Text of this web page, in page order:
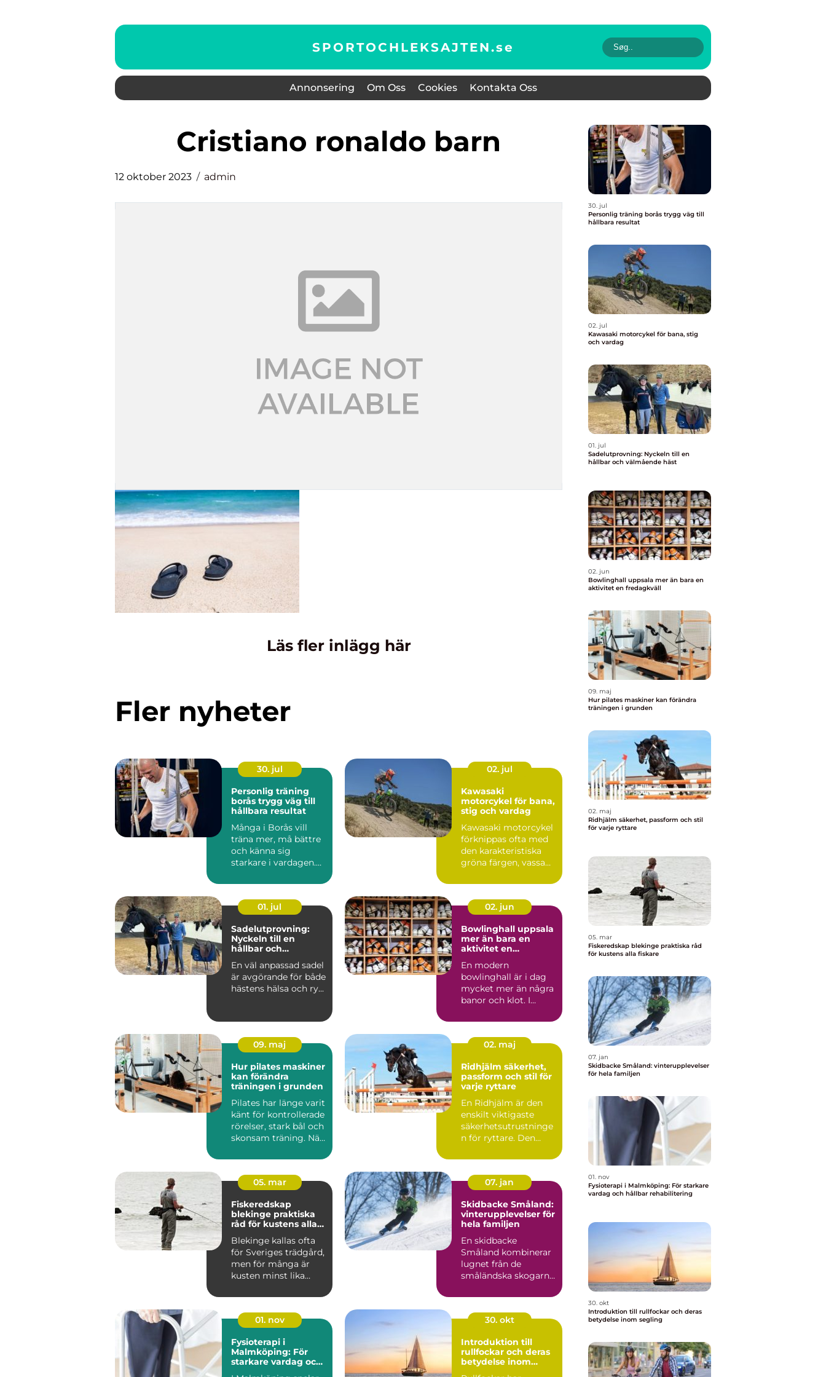
SPORTOCHLEKSAJTEN.se
Annonsering Om Oss Cookies Kontakta Oss
cristiano ronaldo barn
12 oktober 2023 admin
Läs fler inlägg här
Fler nyheter
30. jul
Personlig träning
borås trygg väg till
hållbara resultat
Många i Borås vill
träna mer, må bättre
och känna sig
starkare i vardagen.
efter...
02. jul
Kawasaki
motorcykel för bana,
stig och vardag
Kawasaki motorcykel
förknippas ofta med
den karakteristiska
gröna färgen, vassa
01. jul
Sadelutprovning:
Nyckeln till en
hållbar och
En väl anpassad sadel
är avgörande för både
hästens hälsa och ry...
02. jun
Bowlinghall uppsala
mer än bara en
aktivitet en
En modern
bowlinghall är i dag
mycket mer än några
banor och klot. I
utvecklats ...
09. maj
Hur pilates maskiner
kan förändra
träningen i grunden
Pilates har länge varit
känt för kontrollerade
rörelser, stark bål och
skonsam träning. När
02. maj
Ridhjälm säkerhet,
passform och stil för
varje ryttare
En Ridhjälm är den
enskilt viktigaste
säkerhetsutrustninge
n för ryttare. Den
fal...
05. mar
Fiskeredskap
blekinge praktiska
råd för kustens alla
Blekinge kallas ofta
för Sveriges trädgård,
men för många är
kusten minst lika
m...
07. jan
Skidbacke Småland:
vinterupplevelser för
hela familjen
En skidbacke
Småland kombinerar
lugnet från de
småländska skogarna
01. nov
Fysioterapi i
Malmköping: För
starkare vardag och
30. okt
Introduktion till
rullfockar och deras
betydelse inom
30. jul
Personlig träning borås trygg väg till
hållbara resultat
02. jul
Kawasaki motorcykel för bana, stig
och vardag
01. jul
Sadelutprovning: Nyckeln till en
hållbar och välmående häst
02. jun
Bowlinghall uppsala mer än bara en
aktivitet en fredagkväll
09. maj
Hur pilates maskiner kan förändra
träningen i grunden
02. maj
Ridhjälm säkerhet, passform och stil
för varje ryttare
05. mar
Fiskeredskap blekinge praktiska råd
för kustens alla fiskare
07. jan
Skidbacke Småland: vinterupplevelser
för hela familjen
01. nov
Fysioterapi i Malmköping: För starkare
vardag och hållbar rehabilitering
30. okt
Introduktion till rullfockar och deras
betydelse inom segling